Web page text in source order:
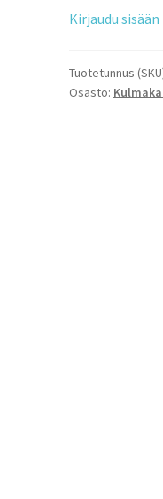
Kirjaudu
Tuotetunnus
Osasto: